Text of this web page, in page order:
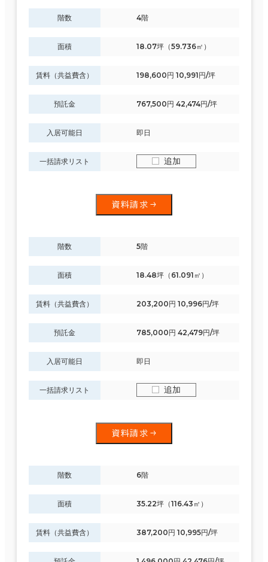
階数 4階
面積 18.07坪（59.736㎡）
賃料（共益費含） 198,600円 10,991円/坪
預託金 767,500円 42,474円/坪
入居可能日 即日
一括請求リスト 追加
資料請求
階数 5階
面積 18.48坪（61.091㎡）
賃料（共益費含） 203,200円 10,996円/坪
預託金 785,000円 42,479円/坪
入居可能日 即日
一括請求リスト 追加
資料請求
階数 6階
面積 35.22坪（116.43㎡）
賃料（共益費含） 387,200円 10,995円/坪